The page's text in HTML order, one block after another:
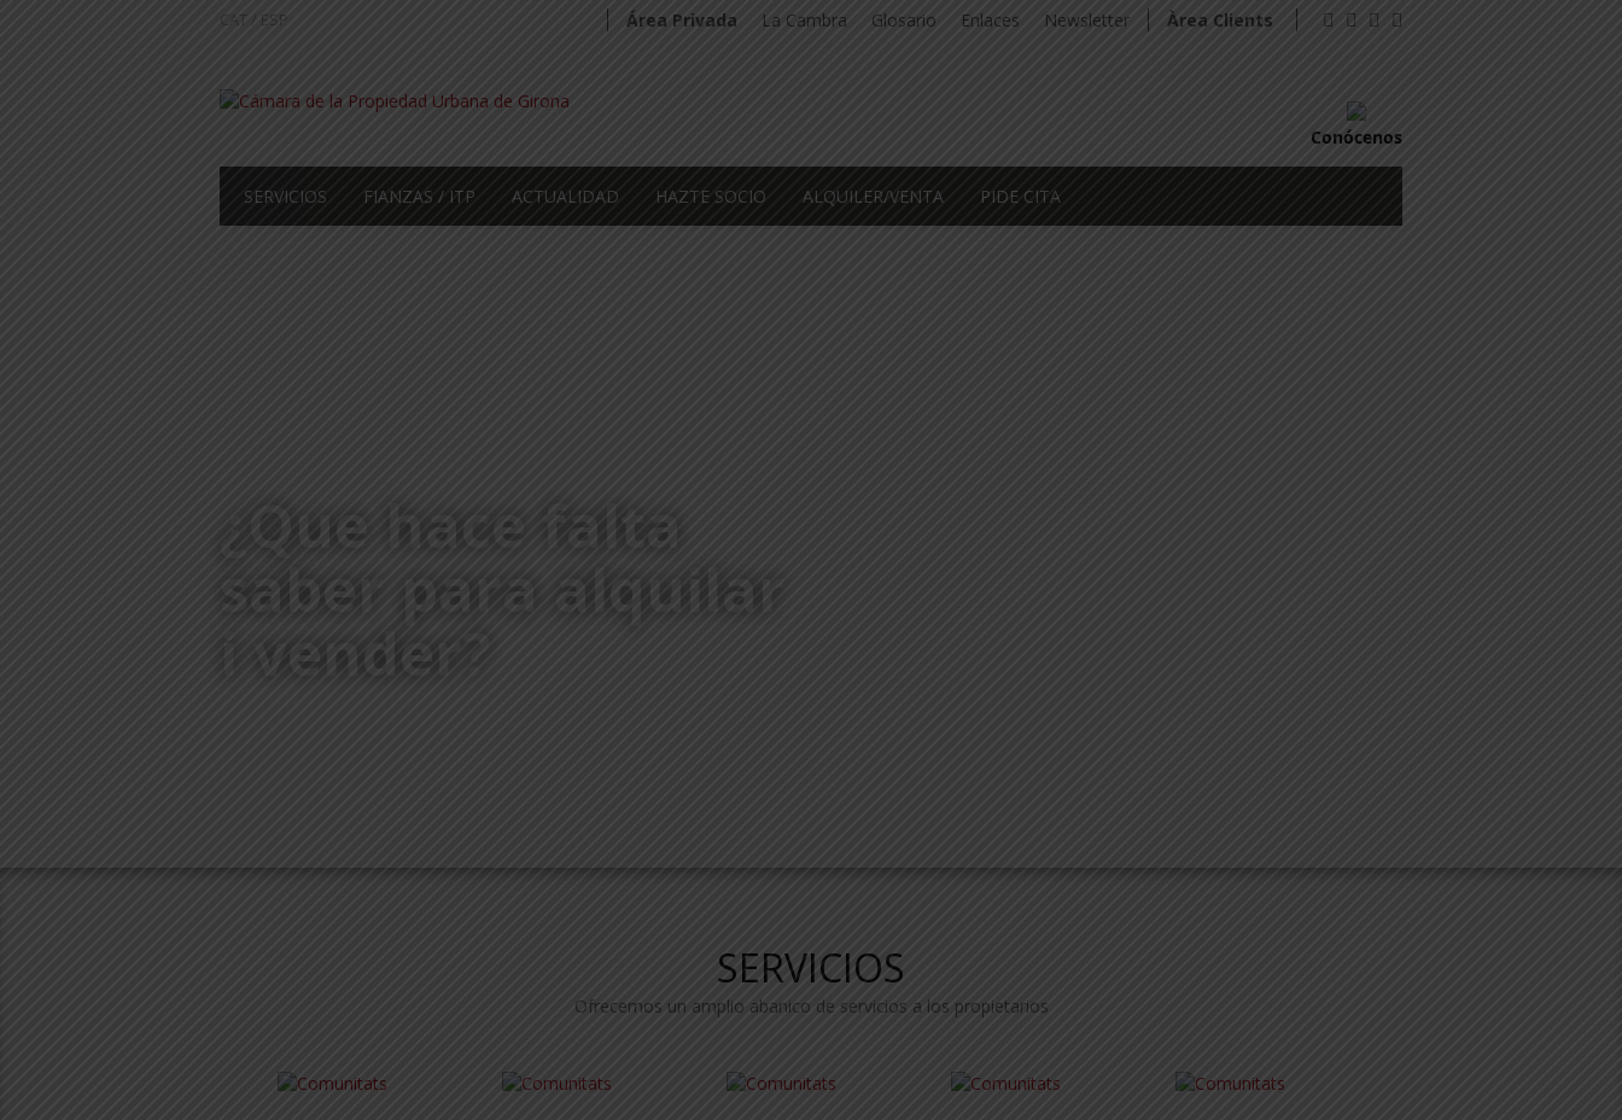
CAT / ESP Área Privada La Cambra Glosario Enlaces Newsletter Àrea Clients
Conócenos
SERVICIOS FIANZAS / ITP ACTUALIDAD HAZTE SOCIO ALQUILER/VENTA PIDE CITA
¿Que hace falta
saber para alquilar
i vender?
SERVICIOS
Ofrecemos un amplio abanico de servicios a los propietarios